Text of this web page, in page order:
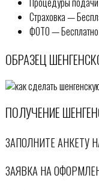
Страховка —
ФОТО — Бесплатно
ОБРАЗЕЦ
ПОЛУЧЕНИЕ
ЗАПОЛНИТЕ АНКЕТУ
ЗАЯВКА НА